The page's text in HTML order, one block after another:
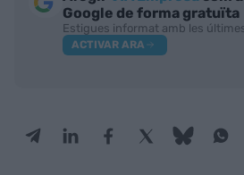
Google de forma gratuïta
Estigues informat amb les
ACTIVAR ARA